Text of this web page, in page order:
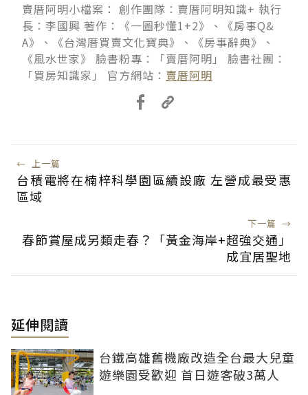
賣厝阿明小檔案： 創作團隊：賣厝阿明知識+ 執行
長：李國興 著作：《一圖秒懂1+2》、《房事Q&
A》、《台灣厝買賣文化寶典》、《房事辭典》、
《風水世家》 臉書粉專：「賣厝阿明」 臉書社團：
「買房知識家」 官方網站： 賣厝阿明
← 上一篇
台積電將在楠梓科學園區續設廠 左營成最受惠
區域
下一篇 →
春節賞屋成另類走春？「黃金海岸+超強交通」
成宜居聖地
延伸閱讀
台鐵高雄舊機廠改造全台最大兒童
遊樂園受歡迎 首日遊客破3萬人